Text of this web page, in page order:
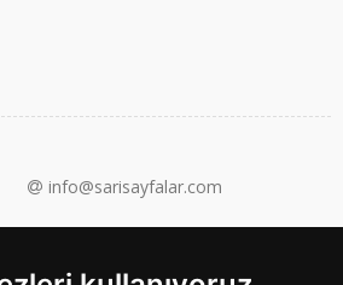
info@sarisayfalar.com
850 304 15 88